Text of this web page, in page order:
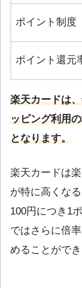
ポイント制度
ポイント還元
楽天カードは
ッピング利用
となります。
楽天カードは
が特に高くな
100円につき1
ではさらに倍
めることができ